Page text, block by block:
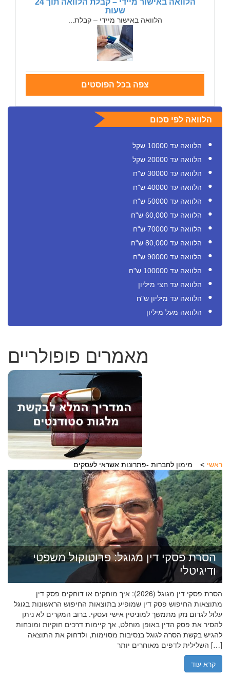
הלוואה באישור מיידי – קבלת הלוואה תוך 24
שעות
הלוואה באישור מיידי – קבלת...
צפה בכל הפוסטים
הלוואה לפי סכום
הלוואה עד 10000 שקל
הלוואה עד 20000 שקל
הלוואה עד 30000 ש"ח
הלוואה עד 40000 ש"ח
הלוואה עד 50000 ש"ח
הלוואה עד 60,000 ש"ח
הלוואה עד 70000 ש"ח
הלוואה עד 80,000 ש"ח
הלוואה עד 90000 ש"ח
הלוואה עד 100000 ש"ח
הלוואה עד חצי מיליון
הלוואה עד מיליון ש"ח
הלוואה מעל מיליון
מאמרים פופולריים
ראשי מימון לחברות -פתרונות אשראי לעסקים
הסרת פסקי דין מגוגל: פרוטוקול משפטי
ודיגיטלי
הסרת פסקי דין מגוגל (2026): איך מוחקים או דוחקים פסק דין
מתוצאות החיפוש פסק דין שמופיע בתוצאות החיפוש הראשונות בגוגל
עלול לגרום נזק מתמשך למוניטין אישי ועסקי. ברוב המקרים לא ניתן
להסיר את פסק הדין באופן מוחלט, אך קיימות דרכים חוקיות ומוכחות
להגיש בקשת הסרה לגוגל בנסיבות מסוימות, ולדחוק את התוצאה
השלילית לדפים מאוחרים יותר […]
קרא עוד